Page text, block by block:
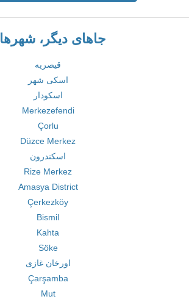
جاهای دیگر، شهرها
قیصریه
اسکی شهر
اسکودار
Merkezefendi
Çorlu
Düzce Merkez
اسکندرون
Rize Merkez
Amasya District
Çerkezköy
Bismil
Kahta
Söke
اورخان غازی
Çarşamba
Mut